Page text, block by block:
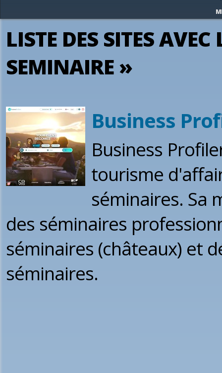
LISTE DES SITES
SEMINAIRE »
Business
Business
tourisme
séminaires. Sa
des séminaires
séminaires (châteaux) et
séminaires.